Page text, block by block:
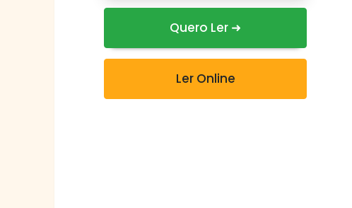
Quero Ler ➜
Ler Online